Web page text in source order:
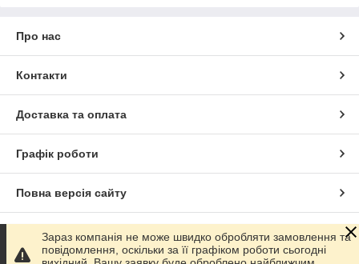
Про нас
Контакти
Доставка та оплата
Графік роботи
Повна версія сайту
Сайт створено на маркетплейсіProm.ua
Зараз компанія не може швидко обробляти замовлення та
повідомлення, оскільки за її графіком роботи сьогодні